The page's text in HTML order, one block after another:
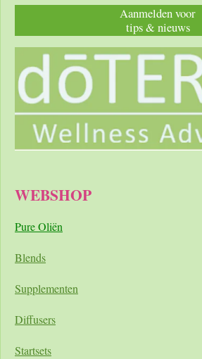
Aanmelden voor
tips & nieuws
WEBSHOP
Pure Oliën
Blends
Supplementen
Diffusers
Startsets